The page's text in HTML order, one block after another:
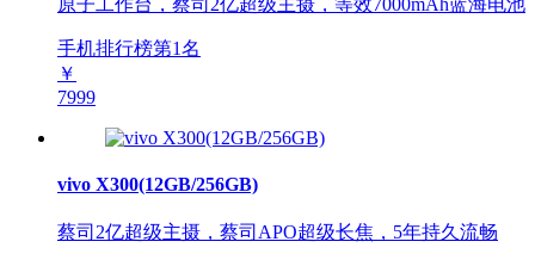
手机排行榜第1名
￥
7999
vivo X300(12GB/256GB)
蔡司2亿超级主摄，蔡司APO超级长焦，5年持久流畅